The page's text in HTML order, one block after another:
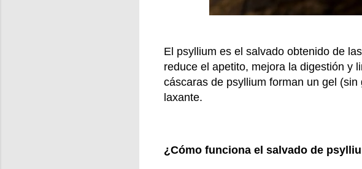
El psyllium es el salvado obtenido de
reduce el apetito, mejora la digestión y
cáscaras de psyllium forman un gel
laxante.
¿Cómo funciona el salvado de